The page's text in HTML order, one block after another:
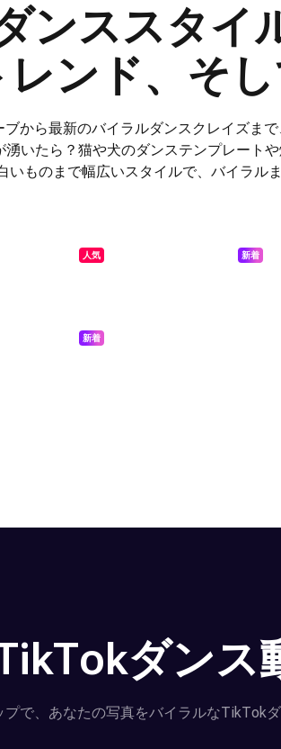
ンススタイ
ンド、そし
から最新のバイラルダンスクレイズま
いたら？猫や犬のダンステンプレート
いものまで幅広いスタイルで、バイラル
人気 新着
新着
ダンス
で、あなたの写真をバイラルなTikTok